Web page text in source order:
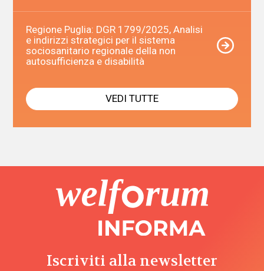
Regione Puglia: DGR 1799/2025, Analisi
e indirizzi strategici per il sistema
sociosanitario regionale della non
autosufficienza e disabilità
VEDI TUTTE
Iscriviti alla newsletter